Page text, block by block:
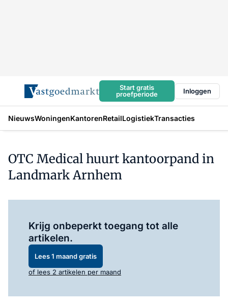
Start gratis
proefperiode
Inloggen
NieuwsWoningenKantorenRetailLogistiekTransacties
OTC Medical huurt kantoorpand in
Landmark Arnhem
Krijg onbeperkt toegang tot alle
artikelen.
Lees 1 maand gratis
of lees 2 artikelen per maand